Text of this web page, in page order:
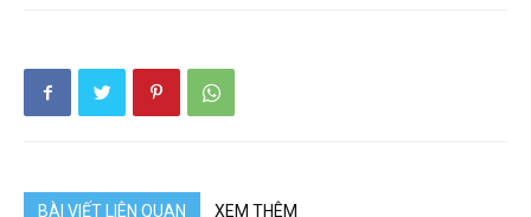
phòng,
BÀI VIẾT LIÊN QUAN XEM THÊM